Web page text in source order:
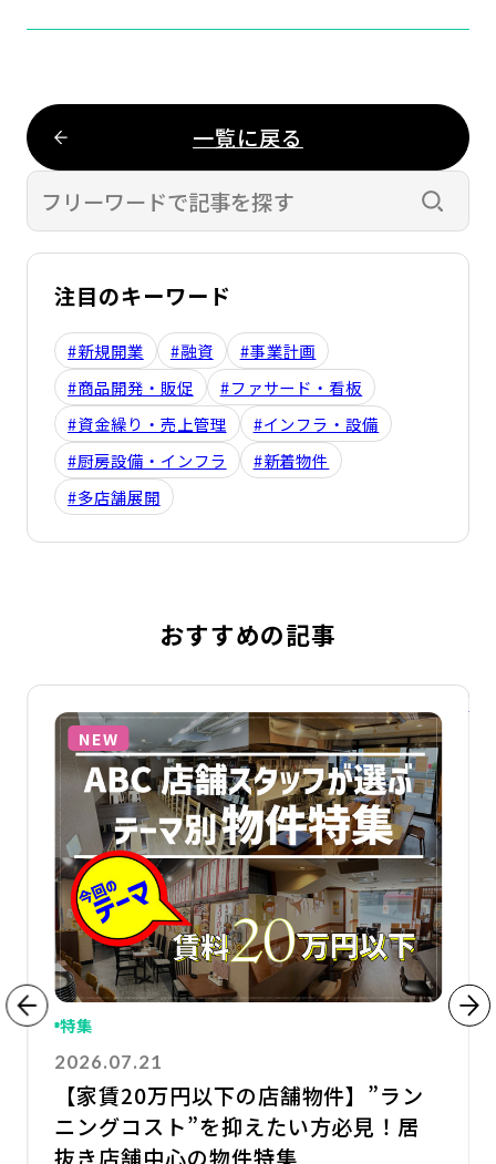
一覧に戻る
検索す
注目のキーワード
#新規開業 #融資
#事業計画
#商品開発・販促
#ファサード・看板
#資金繰り・売上管理
#インフラ・設備
#厨房設備・インフラ
#新着物件
#多店舗展開
おすすめの記事
細を見る
NEW
特集
2026.07.21
【家賃20万円以下の店舗物件】”ラン
ニングコスト”を抑えたい方必見！居